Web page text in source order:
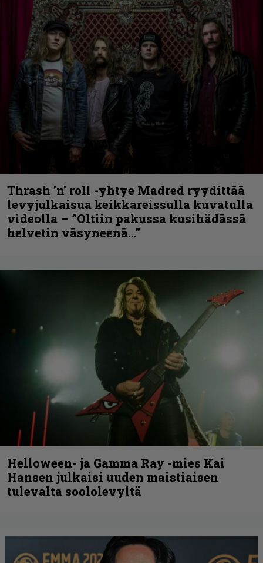
Thrash ’n’ roll -yhtye Madred ryydittää
levyjulkaisua keikkareissulla kuvatulla
videolla – ”Oltiin pakussa kusihädässä
helvetin väsyneenä…”
Helloween- ja Gamma Ray -mies Kai
Hansen julkaisi uuden maistiaisen
tulevalta soololevyltä